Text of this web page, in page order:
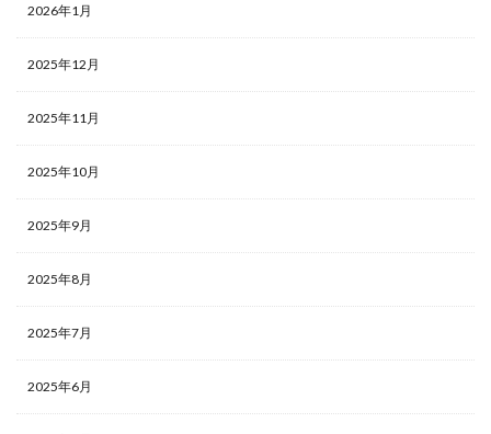
2026年1月
2025年12月
2025年11月
2025年10月
2025年9月
2025年8月
2025年7月
2025年6月